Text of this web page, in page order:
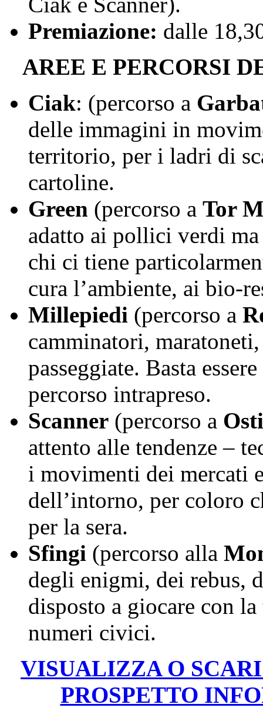
Premiazione: dalle
AREE E PERCORSI
Ciak: (percorso a
delle immagini in
territorio, per i ladri di
cartoline.
Green (percorso a Tor
adatto ai pollici verdi
chi ci tiene
cura l’ambiente, ai bio-
Millepiedi (percorso a
camminatori,
passeggiate. Basta
percorso intrapreso.
Scanner (percorso a
attento alle tendenze –
i movimenti dei mercati
dell’intorno, per coloro
per la sera.
Sfingi (percorso alla
degli enigmi, dei rebus,
disposto a giocare con
numeri civici.
VISUALIZZA O
PROSPETTO